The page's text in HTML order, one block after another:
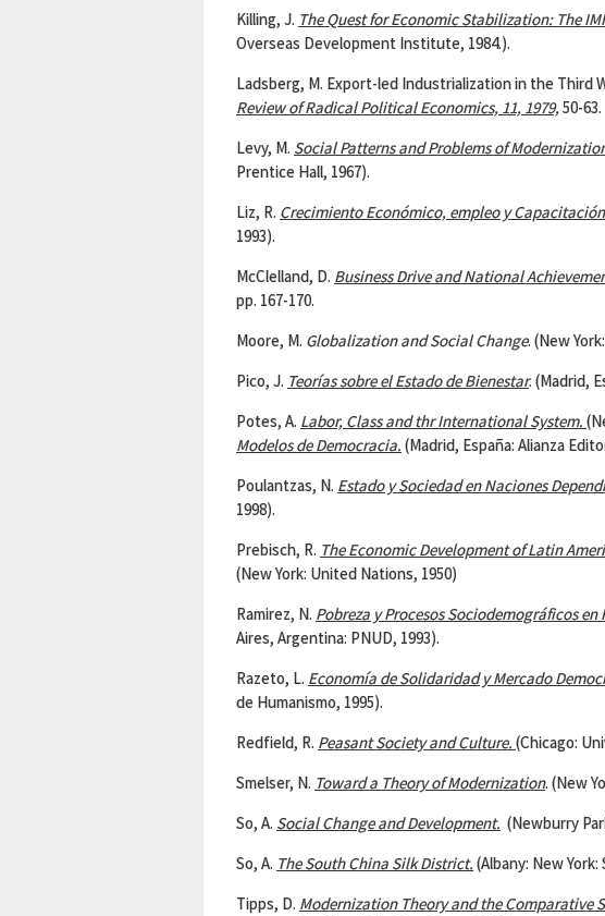
Killing, J. The Quest for Economic Stabilization: The
Overseas Development Institute, 1984.).
Ladsberg, M. Export-led Industrialization in the Third
Review of Radical Political Economics, 11, 1979,50-63.
Levy, M. Social Patterns and Problems of
Prentice Hall, 1967).
Liz, R. Crecimiento Económico, empleo y
1993).
McClelland, D. Business Driveand National
pp. 167-170.
Moore, M. Globalization and Social Change. (New
Pico, J. Teorías sobre el Estado de Bienestar. (Madrid,
Potes, A. Labor, Class and thr International System.
Modelosde Democracia. (Madrid, España: Alianza
Poulantzas, N. Estado y Sociedad en Naciones
1998).
Prebisch, R. The Economic Development ofLatin
(New York: United Nations, 1950)
Ramirez, N. Pobreza y Procesos Sociodemográficos
Aires, Argentina: PNUD, 1993).
Razeto, L. Economía de Solidaridad y Mercado
de Humanismo, 1995).
Redfield, R. Peasant Society and Culture. (Chicago:
Smelser, N. Toward a Theory of Modernization. (New
So, A. Social Change and Development. (Newburry
So, A. The South China Silk District. (Albany: New York:
Tipps, D. Modernization Theory and the Comparative